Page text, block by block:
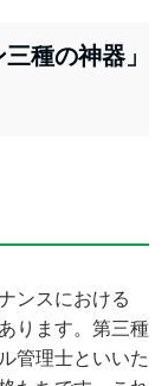
種の神器」
ンスにおける
ります。第三種
管理士といいた